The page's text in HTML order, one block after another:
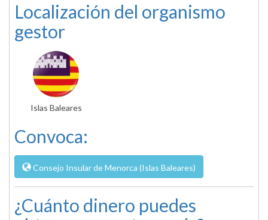
Localización del organismo
gestor
Islas Baleares
Convoca:
Consejo Insular de Menorca (Islas Baleares)
¿Cuánto dinero puedes